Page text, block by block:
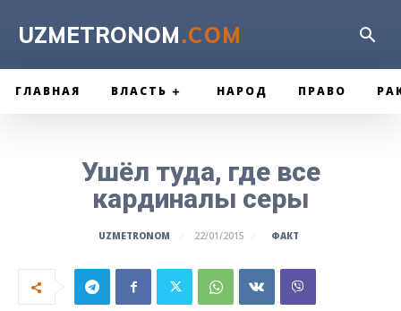
UZMETRONOM.COM
ГЛАВНАЯ ВЛАСТЬ НАРОД ПРАВО
Ушёл туда, где все
кардиналы серы
UZMETRONOM 22/01/2015 ФАКТ